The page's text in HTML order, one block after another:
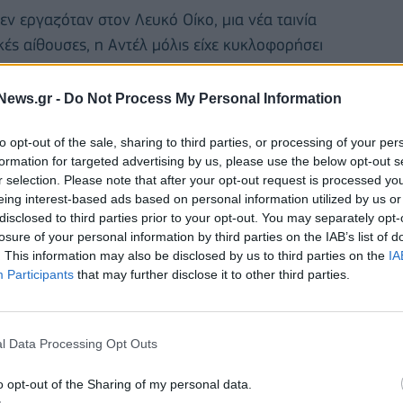
- Do Not Process My Personal Information
opt-out of the sale, sharing to third parties, or processing of your
for targeted advertising by us, please use the below opt-out
selection. Please note that after your opt-out request is processed
interest-based ads based on personal information utilized by us
to third parties prior to your opt-out. You may separately
of your personal information by third parties on the IAB’s list of
This information may also be disclosed by us to third parties on the
Participants that may further disclose it to other third parties.
Data Processing Opt Outs
opt-out of the Sharing of my personal data.
εργαζόταν στον Λευκό Οίκο, μια νέα ταινία
αίθουσες, η Αντέλ μόλις είχε κυκλοφορήσει
κόσμος» αστειεύτηκε ο Άγγλος ηθοποιός,
εναρκτήριο μονόλογό του.
τσιμέντο στο Μονοπάτι των Πρωτοπόρων έξω
CBS.
πώς έκαναν και οι δύο ελεύθεροι πτώση